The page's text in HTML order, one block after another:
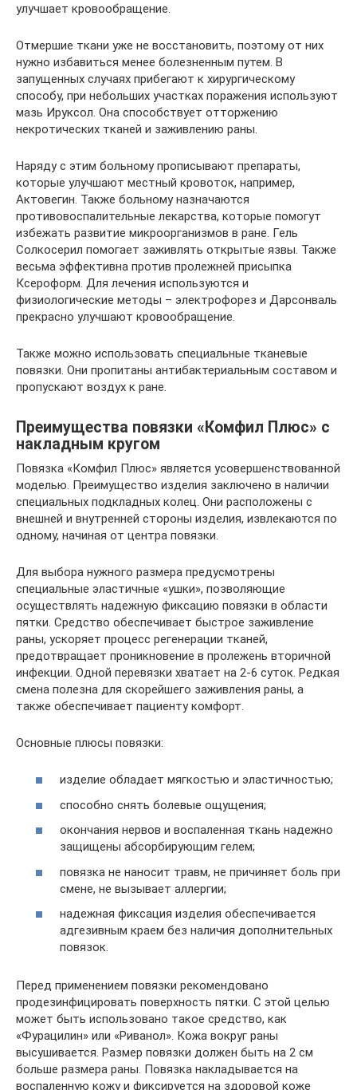
улучшает кровообращение.
Отмершие ткани уже не восстановить, поэтому от них
нужно избавиться менее болезненным путем. В
запущенных случаях прибегают к хирургическому
способу, при небольших участках поражения используют
мазь Ируксол. Она способствует отторжению
некротических тканей и заживлению раны.
Наряду с этим больному прописывают препараты,
которые улучшают местный кровоток, например,
Актовегин. Также больному назначаются
противовоспалительные лекарства, которые помогут
избежать развитие микроорганизмов в ране. Гель
Солкосерил помогает заживлять открытые язвы. Также
весьма эффективна против пролежней присыпка
Ксероформ. Для лечения используются и
физиологические методы – электрофорез и Дарсонваль
прекрасно улучшают кровообращение.
Также можно использовать специальные тканевые
повязки. Они пропитаны антибактериальным составом и
пропускают воздух к ране.
Преимущества повязки «Комфил Плюс» с
накладным кругом
Повязка «Комфил Плюс» является усовершенствованной
моделью. Преимущество изделия заключено в наличии
специальных подкладных колец. Они расположены с
внешней и внутренней стороны изделия, извлекаются по
одному, начиная от центра повязки.
Для выбора нужного размера предусмотрены
специальные эластичные «ушки», позволяющие
осуществлять надежную фиксацию повязки в области
пятки. Средство обеспечивает быстрое заживление
раны, ускоряет процесс регенерации тканей,
предотвращает проникновение в пролежень вторичной
инфекции. Одной перевязки хватает на 2-6 суток. Редкая
смена полезна для скорейшего заживления раны, а
также обеспечивает пациенту комфорт.
Основные плюсы повязки:
изделие обладает мягкостью и эластичностью;
способно снять болевые ощущения;
окончания нервов и воспаленная ткань надежно
защищены абсорбирующим гелем;
повязка не наносит травм, не причиняет боль при
смене, не вызывает аллергии;
надежная фиксация изделия обеспечивается
адгезивным краем без наличия дополнительных
повязок.
Перед применением повязки рекомендовано
продезинфицировать поверхность пятки. С этой целью
может быть использовано такое средство, как
«Фурацилин» или «Риванол». Кожа вокруг раны
высушивается. Размер повязки должен быть на 2 см
больше размера раны. Повязка накладывается на
воспаленную кожу и фиксируется на здоровой коже